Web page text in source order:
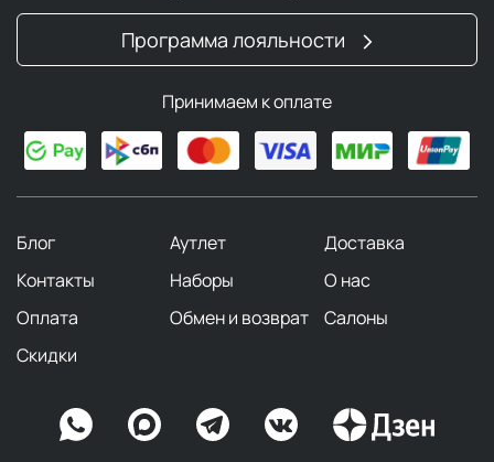
Программа лояльности
Принимаем к оплате
Блог Аутлет
Доставка
Контакты
Наборы
О нас
Оплата
Обмен и возврат
Салоны
Скидки